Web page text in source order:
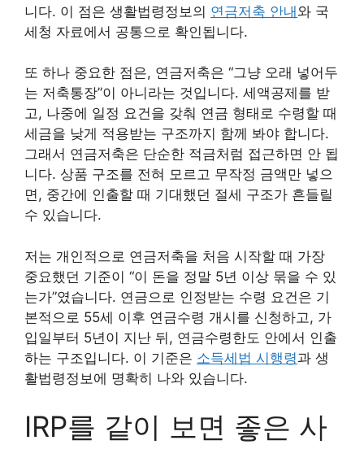
니다. 이 점은 생활법령정보의 연금저축 안내와 국
세청 자료에서 공통으로 확인됩니다.
또 하나 중요한 점은, 연금저축은 “그냥 오래 넣어두
는 저축통장”이 아니라는 것입니다. 세액공제를 받
고, 나중에 일정 요건을 갖춰 연금 형태로 수령할 때
세금을 낮게 적용받는 구조까지 함께 봐야 합니다.
그래서 연금저축은 단순한 적금처럼 접근하면 안 됩
니다. 상품 구조를 전혀 모르고 무작정 금액만 넣으
면, 중간에 인출할 때 기대했던 절세 구조가 흔들릴
수 있습니다.
저는 개인적으로 연금저축을 처음 시작할 때 가장
중요했던 기준이 “이 돈을 정말 5년 이상 묶을 수 있
는가”였습니다. 연금으로 인정받는 수령 요건은 기
본적으로 55세 이후 연금수령 개시를 신청하고, 가
입일부터 5년이 지난 뒤, 연금수령한도 안에서 인출
하는 구조입니다. 이 기준은 소득세법 시행령과 생
활법령정보에 명확히 나와 있습니다.
IRP를 같이 보면 좋은 사